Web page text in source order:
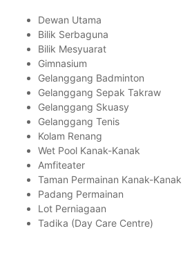
Dewan Utama
Bilik Serbaguna
Bilik Mesyuarat
Gimnasium
Gelanggang Badminton
Gelanggang Sepak Takraw
Gelanggang Skuasy
Gelanggang Tenis
Kolam Renang
Wet Pool Kanak-Kanak
Amfiteater
Taman Permainan Kanak-
Padang Permainan
Lot Perniagaan
Tadika (Day Care Centre)